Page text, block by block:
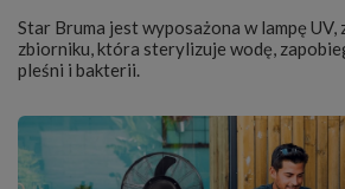
Star Bruma jest wyposażona w lampę UV,
zbiorniku, która sterylizuje wodę,
pleśni i bakterii.